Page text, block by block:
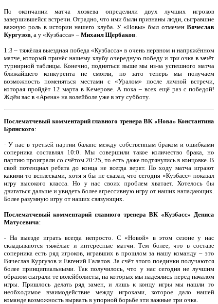
По окончании матча хозяева определили двух лучших игроков
завершившейся встречи. Отрадно, что ими были признаны люди, сыгравшие
важную роль в истории нашего клуба. У «Новы» был отмечен Вячеслав
Кургузов, а у «Кузбасса» – Михаил Щербаков.
1:3 – тяжёлая выездная победа «Кузбасса» в очень нервном и напряжённом
матче, который принёс нашему клубу очередную победу и три очка в зачёт
турнирной таблицы. Конечно, подняться выше мы из-за успешного матча
ближайшего конкурента не смогли, но зато теперь мы получаем
возможность поменяться местами с «Уралом» после личной встречи,
которая пройдёт 12 марта в Кемерове. А пока – всех ещё раз с победой!
Ждём вас в «Арена» на волейболе уже в эту субботу.
Послематчевый комментарий главного тренера ВК «Нова» Константина
Брянского:
- У нас в третьей партии баланс между собственным браком и ошибками
соперника составлял 10:0. Мы совершили такое количество брака, но
партию проиграли со счётом 20:25, то есть даже подтянулись в концовке. В
свой потенциал ребята до конца не всегда верят. По ходу матча играют
какими-то всплесками, хотя я бы не сказал, что сегодня «Кузбасс» показал
игру высокого класса. Но у нас своих проблем хватает. Хотелось бы
двигаться дальше и увидеть более агрессивную игру от наших нападающих.
Более разумную игру от наших связующих.
Послематчевый комментарий главного тренера ВК «Кузбасс» Дениса
Матусевича:
- На выезде играть всегда непросто. С «Новой» в этом сезоне у нас
складываются тяжёлые и интересные матчи. Тем более, что в составе
соперника есть ряд игроков, игравших в прошлом за нашу команду – это
Вячеслав Кургузов и Евгений Галатов. За счёт этого поединки получаются
более принципиальными. Так получилось, что у нас сегодня не лучшим
образом сыграли те волейболисты, на которых мы надеялись перед началом
игры. Пришлось делать ряд замен, и лишь к концу игры мы нашли то
необходимое взаимодействие между игроками, которое дало нашей
команде возможность вырвать в упорной борьбе эти важные три очка.